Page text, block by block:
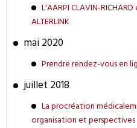
L'AARPI CLAVIN-
ALTERLINK
mai 2020
Prendre rendez-vous en
juillet 2018
La procréation
organisation et perspectives